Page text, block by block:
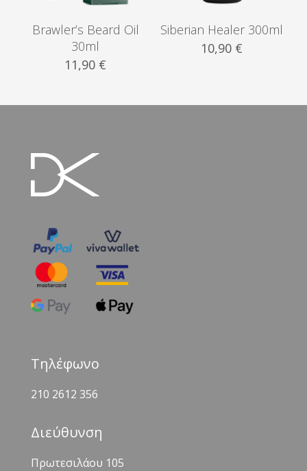
Brawler’s Beard Oil
30ml
11,90 €
Siberian Healer 300ml
10,90 €
Τηλέφωνο
210 2612 356
Διεύθυνση
Πρωτεσιλάου 105